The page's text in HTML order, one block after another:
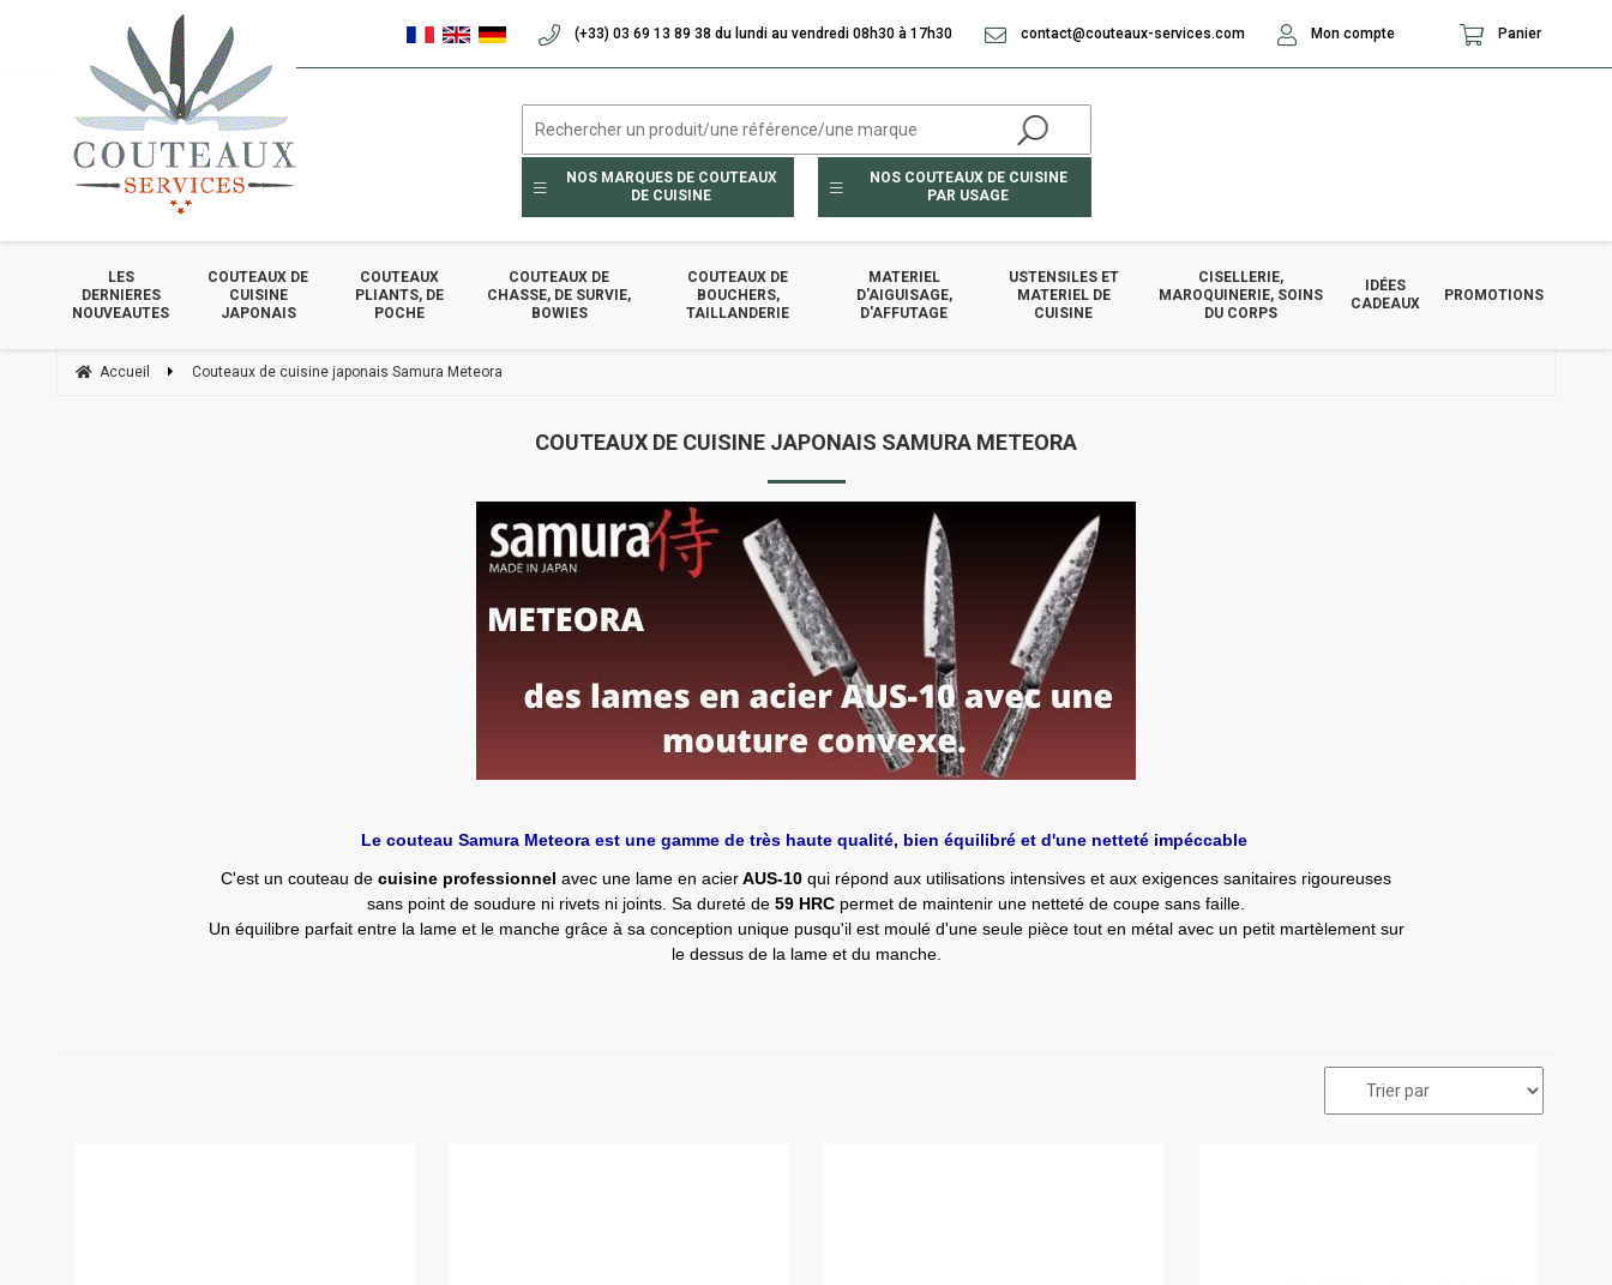
NOS MARQUES DE COUTEAUX
DE CUISINE
NOS COUTEAUX DE CUISINE
PAR USAGE
LES
DERNIERES
NOUVEAUTES
COUTEAUX DE
CUISINE
JAPONAIS
COUTEAUX
PLIANTS, DE
POCHE
COUTEAUX DE
CHASSE, DE SURVIE,
BOWIES
COUTEAUX DE
BOUCHERS,
TAILLANDERIE
MATERIEL
D'AIGUISAGE,
D'AFFUTAGE
USTENSILES ET
MATERIEL DE
CUISINE
CISELLERIE,
MAROQUINERIE, SOINS
DU CORPS
IDÉES
CADEAUX
PROMOTIONS
Accueil Couteaux de cuisine japonais Samura Meteora
COUTEAUX DE CUISINE JAPONAIS SAMURA METEORA
Le couteau Samura Meteora est une gamme de très haute qualité, bien équilibré et d'une netteté impéccable
C'est un couteau de cuisine professionnel avec une lame en acierAUS-10 qui répond aux utilisations intensives et aux exigences sanitaires rigoureuses
sans point de soudure ni rivets ni joints. Sa dureté de 59 HRC permet de maintenir une netteté de coupe sans faille.
Un équilibre parfait entre la lame et le manche grâce à sa conception unique pusqu'il est moulé d'une seule pièce tout en métal avec un petit martèlement sur
le dessus de la lame et du manche.
(+33) 03 69 13 89 38 du lundi au vendredi 08h30 à 17h30 contact@couteaux-services.com Mon compte Panier